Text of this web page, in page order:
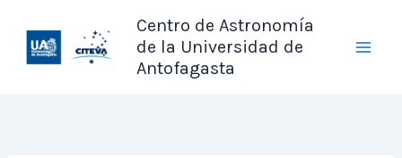
contenido
Centro de Astronomía
de la Universidad de
Antofagasta